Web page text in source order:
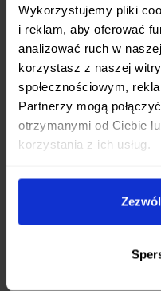
Wykorzystujemy pliki
i reklam, aby oferować
analizować ruch w
korzystasz z naszej
społecznościowym,
Partnerzy mogą
otrzymanymi od Ciebie
korzystania z ich usług.
pracy z mokrymi
minimalistyczny
wzorem serii
nowoczesnego
Idealny do
kształt ostrza
Porcjowania